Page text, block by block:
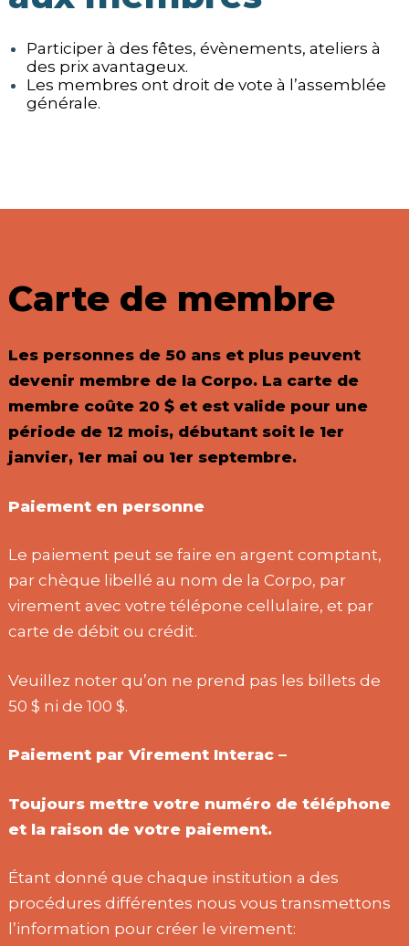
Participer à des fêtes, évènements, ateliers à
des prix avantageux.
Les membres ont droit de vote à l’assemblée
générale.
Carte de membre
Les personnes de 50 ans et plus peuvent
devenir membre de la Corpo. La carte de
membre coûte 20 $ et est valide pour une
période de 12 mois, débutant soit le 1er
janvier, 1er mai ou 1er septembre.
Paiement en personne
Le paiement peut se faire en argent comptant,
par chèque libellé au nom de la Corpo, par
virement avec votre télépone cellulaire, et par
carte de débit ou crédit.
Veuillez noter qu’on ne prend pas les billets de
50 $ ni de 100 $.
Paiement par Virement Interac –
Toujours mettre votre numéro de téléphone
et la raison de votre paiement.
Étant donné que chaque institution a des
procédures différentes nous vous transmettons
l’information pour créer le virement: